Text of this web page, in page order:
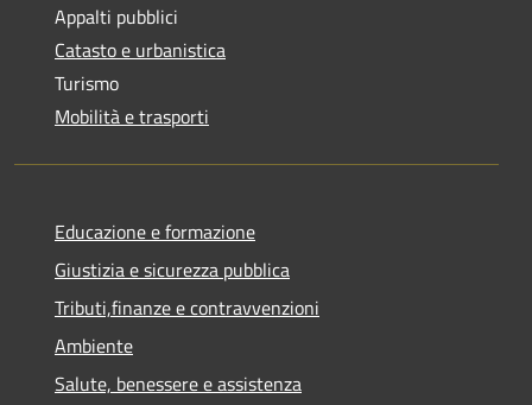
Appalti pubblici
Catasto e urbanistica
Turismo
Mobilità e trasporti
Educazione e formazione
Giustizia e sicurezza pubblica
Tributi,finanze e contravvenzioni
Ambiente
Salute, benessere e assistenza